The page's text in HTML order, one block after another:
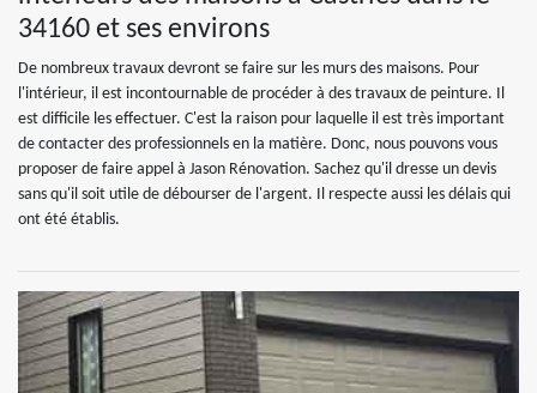
34160 et ses environs
De nombreux travaux devront se faire sur les murs des maisons. Pour
l'intérieur, il est incontournable de procéder à des travaux de peinture. Il
est difficile les effectuer. C'est la raison pour laquelle il est très important
de contacter des professionnels en la matière. Donc, nous pouvons vous
proposer de faire appel à Jason Rénovation. Sachez qu'il dresse un devis
sans qu'il soit utile de débourser de l'argent. Il respecte aussi les délais qui
ont été établis.